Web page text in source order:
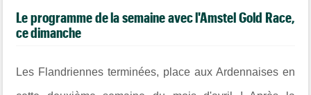
Le programme de la semaine avec l'Amstel Gold Race,
ce dimanche
Les Flandriennes terminées, place aux Ardennaises en